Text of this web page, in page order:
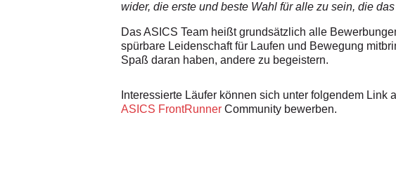
wider, die erste und beste Wahl für alle zu sein, die
Das ASICS Team heißt grundsätzlich alle
spürbare Leidenschaft für Laufen und Bewegung
Spaß daran haben, andere zu begeistern.
Interessierte Läufer können sich unter folgendem Link
ASICS FrontRunner Community bewerben.